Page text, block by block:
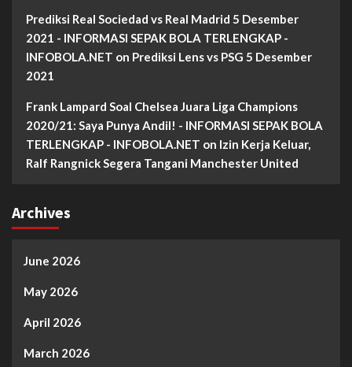
Prediksi Real Sociedad vs Real Madrid 5 Desember
2021 - INFORMASI SEPAK BOLA TERLENGKAP -
INFOBOLA.NET on Prediksi Lens vs PSG 5 Desember
2021
Frank Lampard Soal Chelsea Juara Liga Champions
2020/21: Saya Punya Andil! - INFORMASI SEPAK BOLA
TERLENGKAP - INFOBOLA.NET on Izin Kerja Keluar,
Ralf Rangnick Segera Tangani Manchester United
Archives
June 2026
May 2026
April 2026
March 2026